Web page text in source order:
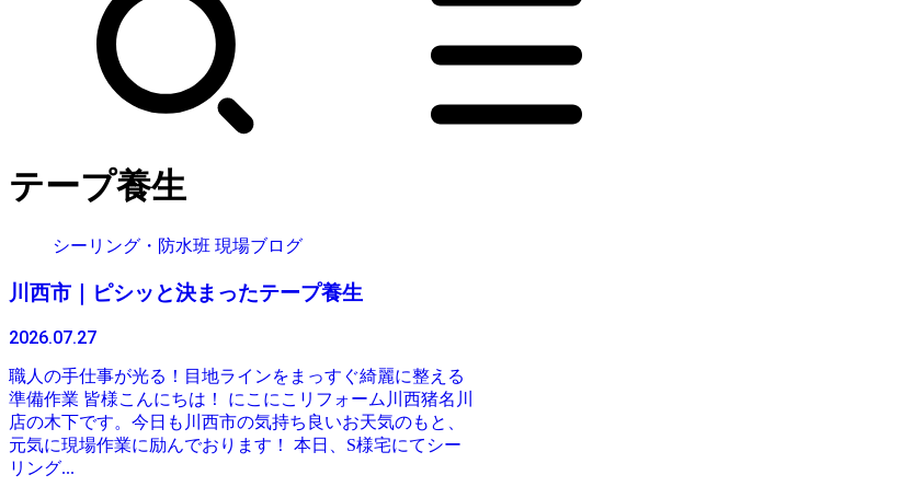
テープ養生
シーリング・防水班 現場ブログ
川西市｜ピシッと決まったテープ養生
2026.07.27
職人の手仕事が光る！目地ラインをまっすぐ綺麗に整える
準備作業 皆様こんにちは！ にこにこリフォーム川西猪名川
店の木下です。今日も川西市の気持ち良いお天気のもと、
元気に現場作業に励んでおります！ 本日、S様宅にてシー
リング...